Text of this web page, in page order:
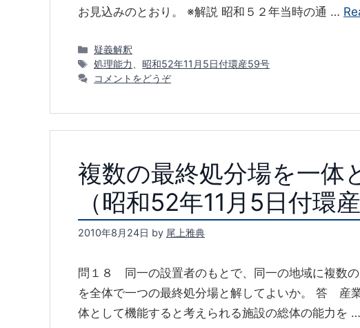
お見込みのとおり。 ※解説 昭和５２年当時の通 …
カ
テ
ゴ
疑義解釈
タ
グ
処理能力
昭和52年11月5日付環産59号
コメントをどうぞ
複数の最終処分場を一体
（昭和52年11月5日付環
2010年8月24日 by 尾上雅典
問１８ 同一の設置者のもとで、同一の地域に複数
を全体で一つの最終処分場と解してよいか。 答 産
体として機能すると考えられる施設の総体の能力を …